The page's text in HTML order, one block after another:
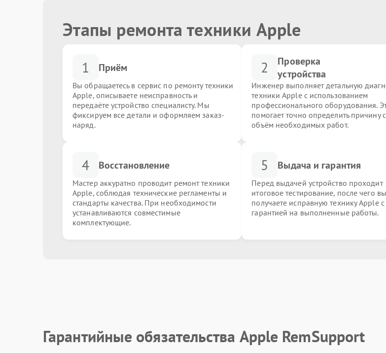
Этапы ремонта техники Apple
1 Приём
Вы обращаетесь в сервис по ремонту техники
Apple, описываете неисправность и
передаёте устройство специалисту. Мы
фиксируем все детали и оформляем заказ-
наряд.
2
Проверка
устройства
Инженер выполняет детальную
техники Apple с использованием
профессионального оборудования.
помогает точно определить причину
объём необходимых работ.
4 Восстановление
Мастер аккуратно проводит ремонт техники
Apple, соблюдая технические регламенты и
стандарты качества. При необходимости
устанавливаются совместимые
комплектующие.
5 Выдача и гарантия
Перед выдачей устройство проходит
итоговое тестирование, после чего вы
получаете исправную технику Apple с
гарантией на выполненные работы.
Гарантийные обязательства Apple RemSupport